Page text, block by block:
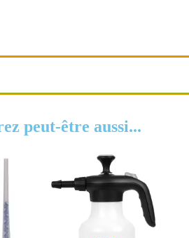
peut-être aussi...